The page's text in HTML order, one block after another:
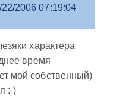
22/2006 07:19:04
характера
время
мой собственный)
:-)